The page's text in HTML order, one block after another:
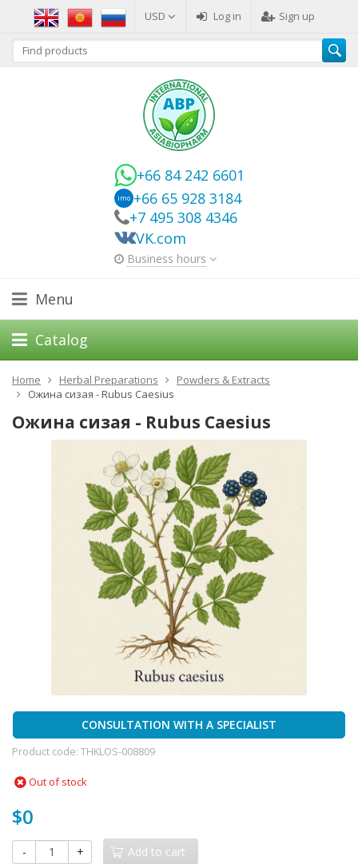
USD Log in Sign up
+66 84 242 6601
imo +66 65 928 3184
+7 495 308 4346
VK.com
Business hours
Menu
Catalog
Home Herbal Preparations
Powders & Extracts
Ожина сизая - Rubus Caesius
Ожина сизая - Rubus Caesius
CONSULTATION WITH A SPECIALIST
Product code: THKLOS-008809
Out of stock
$0
- + Add to cart